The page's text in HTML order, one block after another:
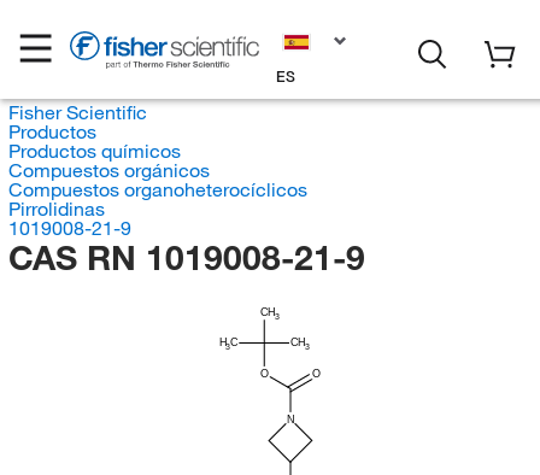
ES
Fisher Scientific
Productos
Productos químicos
Compuestos orgánicos
Compuestos organoheterocíclicos
Pirrolidinas
1019008-21-9
CAS RN 1019008-21-9
CH3
H3C CH3
O O
N